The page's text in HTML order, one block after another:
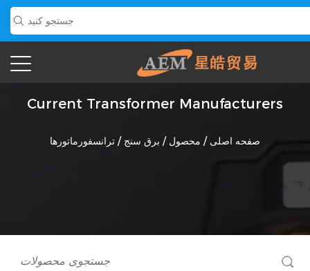
Current Transformer Manufacturers
صفحه اصلی / محصول / برق سنج / ترانسفورماتورها